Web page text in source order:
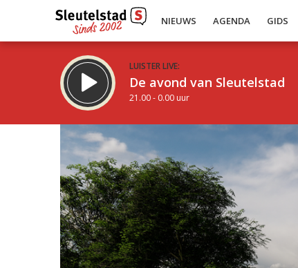
NIEUWS AGENDA GIDS
LUISTER LIVE:
De avond van Sleutelstad
21.00 - 0.00 uur
Inklappen